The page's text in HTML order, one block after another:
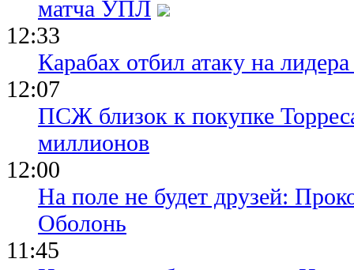
матча УПЛ
12:33
Карабах отбил атаку на
12:07
ПСЖ близок к покупке
миллионов
12:00
На поле не будет друзей:
Оболонь
11:45